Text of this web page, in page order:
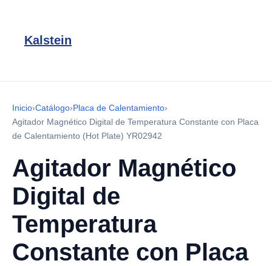
Kalstein
Inicio›Catálogo›Placa de Calentamiento›
Agitador Magnético Digital de Temperatura Constante con Placa
de Calentamiento (Hot Plate) YR02942
Agitador Magnético
Digital de
Temperatura
Constante con Placa